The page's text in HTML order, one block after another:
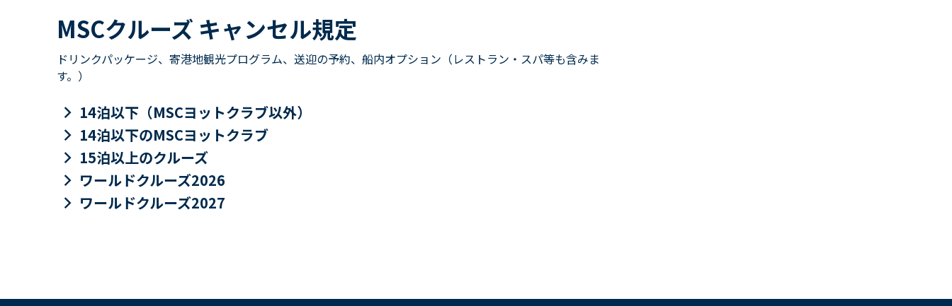
MSCクルーズ キャンセル規定
ドリンクパッケージ、寄港地観光プログラム、送迎の予約、船内オプション（レストラン・スパ等も含みま
す。）
keyboard_arrow_right 14泊以下（MSCヨットクラブ以外）
keyboard_arrow_right 14泊以下のMSCヨットクラブ
keyboard_arrow_right 15泊以上のクルーズ
keyboard_arrow_right ワールドクルーズ2026
keyboard_arrow_right ワールドクルーズ2027